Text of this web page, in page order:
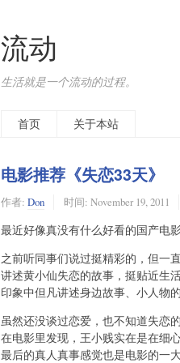
流动
生活就是一个流动的过程。
首页 关于本站
电影推荐《失恋33天》
作者: Don 时间: November 19, 2011
最近好像真没有什么好看的国产电
之前听同事们说过挺精彩的，但一
讲述黄小仙失恋的故事，挺贴近生
印象中但凡讲述身边故事、小人物
虽然还没谈过恋爱，也不知道失恋
在电影里发现，王小贱实在是在细心
最后的真人真事感觉也是电影的一